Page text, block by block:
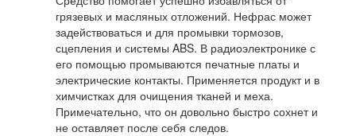
грязевых и масляных отложений. Нефрас может
задействоваться и для промывки тормозов,
сцепления и системы ABS. В радиоэлектронике с
его помощью промываются печатные платы и
электрические контакты. Применяется продукт и в
химчистках для очищения тканей и меха.
Примечательно, что он довольно быстро сохнет и
не оставляет после себя следов.